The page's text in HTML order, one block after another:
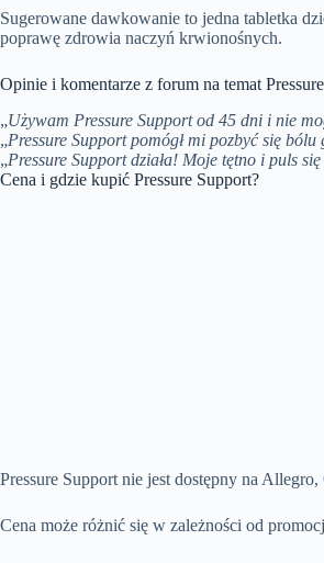
Sugerowane dawkowanie to jedna tabletka
poprawę zdrowia naczyń krwionośnych.
Opinie i komentarze z forum na temat
„Używam Pressure Support od 45 dni i nie
„Pressure Support pomógł mi pozbyć się
„Pressure Support działa! Moje tętno i puls
Cena i gdzie kupić Pressure Support?
Pressure Support nie jest dostępny na
Cena może różnić się w zależności od